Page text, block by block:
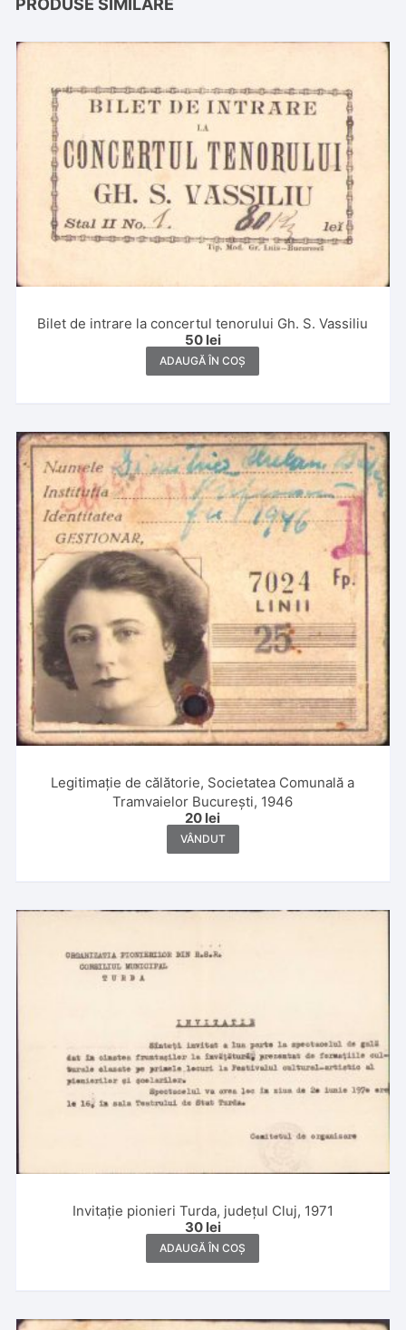
PRODUSE SIMILARE
Bilet de intrare la concertul tenorului Gh. S. Vassiliu
50 lei
ADAUGĂ ÎN COȘ
Legitimație de călătorie, Societatea Comunală a
Tramvaielor București, 1946
20 lei
VÂNDUT
Invitație pionieri Turda, județul Cluj, 1971
30 lei
ADAUGĂ ÎN COȘ